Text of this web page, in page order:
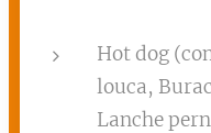
Hot dog
louca,
Lanche